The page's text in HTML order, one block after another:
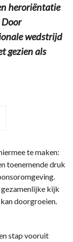
heroriëntatie
wedstrijd
gezien als
te maken:
toenemende druk
kijk
doorgroeien.
stap vooruit